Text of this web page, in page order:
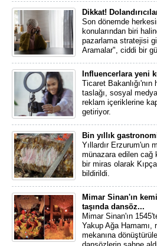
Dikkat!
Son dönemde
konularından biri
pazarlama stratejisi
Aramalar", ciddi bir
Influencerlara yeni
Ticaret Bakanlığı'nın
taslağı, sosyal medya
reklam içeriklerine
getiriyor.
Bin yıllık
Yıllardır Erzurum'un
münazara edilen cağ
bir miras olarak
bildirildi.
Mimar Sinan'ın
taşında dansöz...
Mimar Sinan'ın
Yakup Ağa Hamamı,
mekanına